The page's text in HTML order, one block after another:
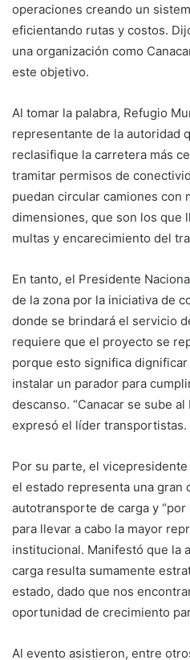
operaciones creando un
eficientando rutas y costos.
una organización como
este objetivo.
Al tomar la palabra, Refugio
representante de la autoridad
reclasifique la carretera más
tramitar permisos de
puedan circular camiones con
dimensiones, que son los que
multas y encarecimiento del
En tanto, el Presidente
de la zona por la iniciativa de
donde se brindará el servicio
requiere que el proyecto se
porque esto significa
instalar un parador para
descanso. “Canacar se sube
expresó el líder transportistas.
Por su parte, el
el estado representa una gran
autotransporte de carga y
para llevar a cabo la mayor
institucional. Manifestó que la
carga resulta sumamente
estado, dado que nos
oportunidad de crecimiento
Al evento asistieron, entre